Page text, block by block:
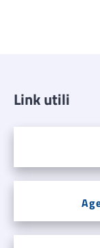
Link utili